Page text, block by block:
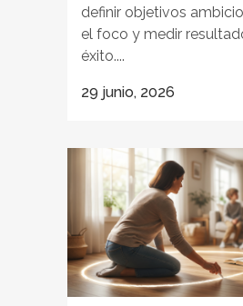
definir objetivos
el foco y medir
éxito....
29 junio, 2026